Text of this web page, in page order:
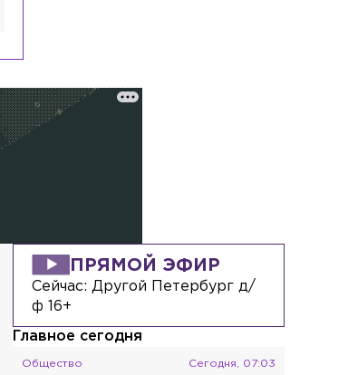
ПРЯМОЙ ЭФИР
Сейчас: Другой Петербург д/
ф 16+
Главное сегодня
Общество Сегодня, 07:03